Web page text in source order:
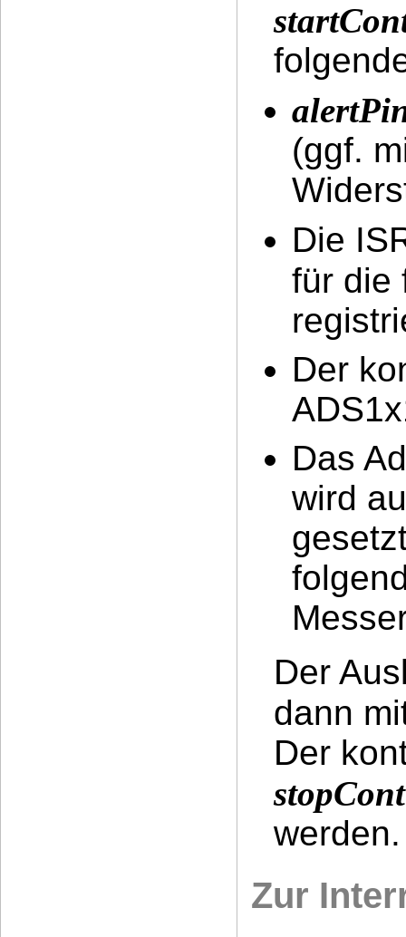
(ggf.
Die
für die
Der
Das
wird
Der
dann
Der
werden.
Zur